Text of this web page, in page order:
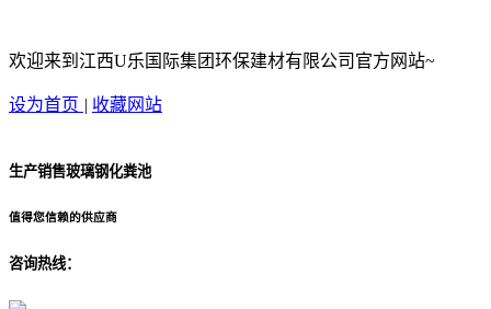
欢迎来到江西U乐国际集团环保建材有限公司官方网站~
设为首页 | 收藏网站
生产销售玻璃钢化粪池
值得您信赖的供应商
咨询热线：